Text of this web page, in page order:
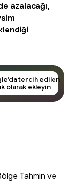
azalacağı,
tercih edilen
olarak ekleyin
Tahmin ve